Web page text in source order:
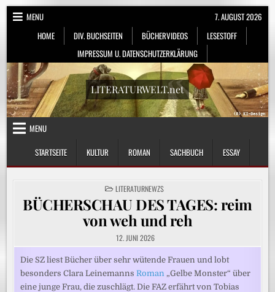
Skip
MENU
HOME
DIV. BUCHSEITEN BÜCHERVIDEOS
LESESTOFF
IMPRESSUM U. DATENSCHUTZERKLÄRUNG
7. AUGUST 2026
LITERATURWELT.net
MENU
STARTSEITE
KULTUR ROMAN SACHBUCH ESSAY
POSTED
IN
LITERATURNEWZS
BÜCHERSCHAU DES TAGES: reim
von weh und reh
12. JUNI 2026
Die SZ liest Bücher über sehr wütende Frauen und lobt
besonders Clara Leinemanns Roman „Gelbe Monster“ über
eine junge Frau, die zuschlägt. Die FAZ erfährt von Tobias